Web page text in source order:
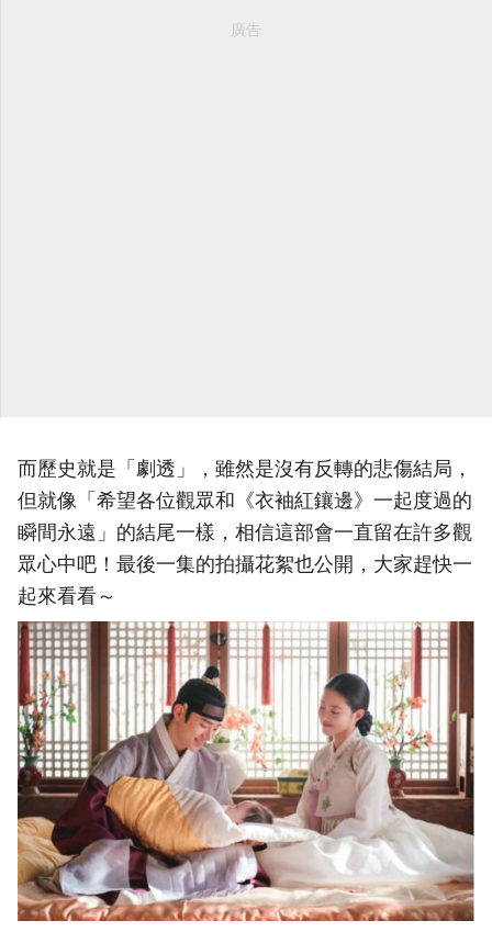
廣告
而歷史就是「劇透」，雖然是沒有反轉的悲傷結局，
但就像「希望各位觀眾和《衣袖紅鑲邊》一起度過的
瞬間永遠」的結尾一樣，相信這部會一直留在許多觀
眾心中吧！最後一集的拍攝花絮也公開，大家趕快一
起來看看～